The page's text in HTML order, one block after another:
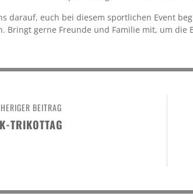
darauf, euch bei diesem sportlichen Event
Bringt gerne Freunde und Familie mit, um die
BEITRAG
TRIKOTTAG